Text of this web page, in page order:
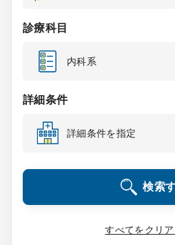
スポット検索
DtoDの転職・
コンサルタント
成功事例
転職ノウハウ
診療科目
内科系
詳細条件
詳細条件を指定
検索
すべてをクリ